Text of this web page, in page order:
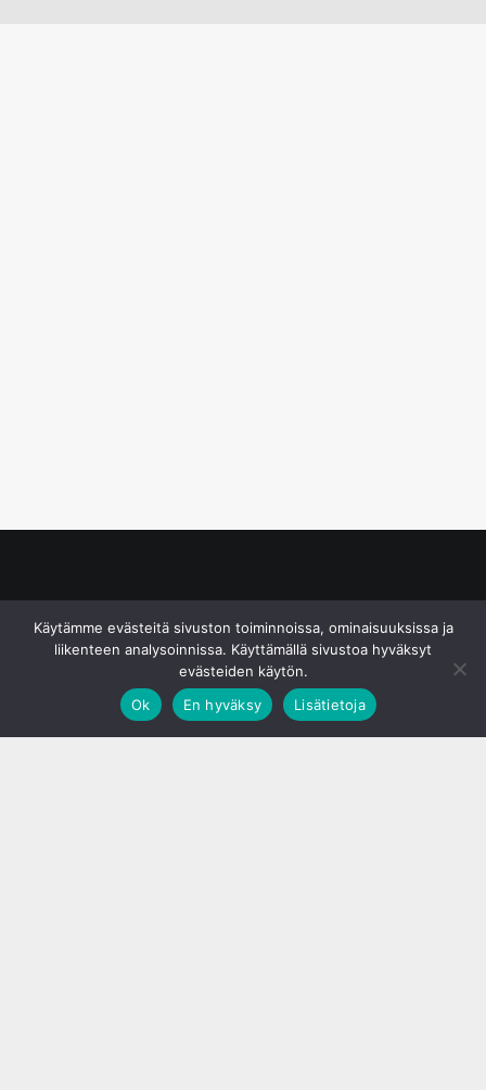
Käytämme evästeitä sivuston toiminnoissa, ominaisuuksissa ja
liikenteen analysoinnissa. Käyttämällä sivustoa hyväksyt
evästeiden käytön.
Ok
En hyväksy Lisätietoja